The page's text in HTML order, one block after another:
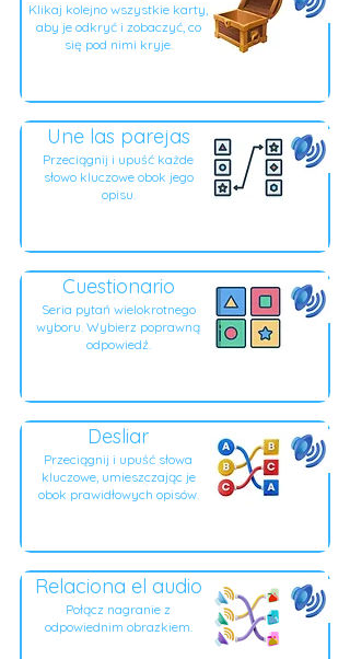
Klikaj kolejno wszystkie karty,
aby je odkryć i zobaczyć, co
się pod nimi kryje.
Une las parejas
Przeciągnij i upuść każde
słowo kluczowe obok jego
opisu.
Cuestionario
Seria pytań wielokrotnego
wyboru. Wybierz poprawną
odpowiedź.
Desliar
Przeciągnij i upuść słowa
kluczowe, umieszczając je
obok prawidłowych opisów.
Relaciona el audio
Połącz nagranie z
odpowiednim obrazkiem.